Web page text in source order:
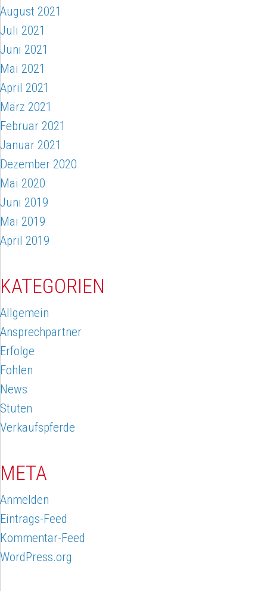
August 2021
Juli 2021
Juni 2021
Mai 2021
April 2021
März 2021
Februar 2021
Januar 2021
Dezember 2020
Mai 2020
Juni 2019
Mai 2019
April 2019
KATEGORIEN
Allgemein
Ansprechpartner
Erfolge
Fohlen
News
Stuten
Verkaufspferde
META
Anmelden
Eintrags-Feed
Kommentar-Feed
WordPress.org